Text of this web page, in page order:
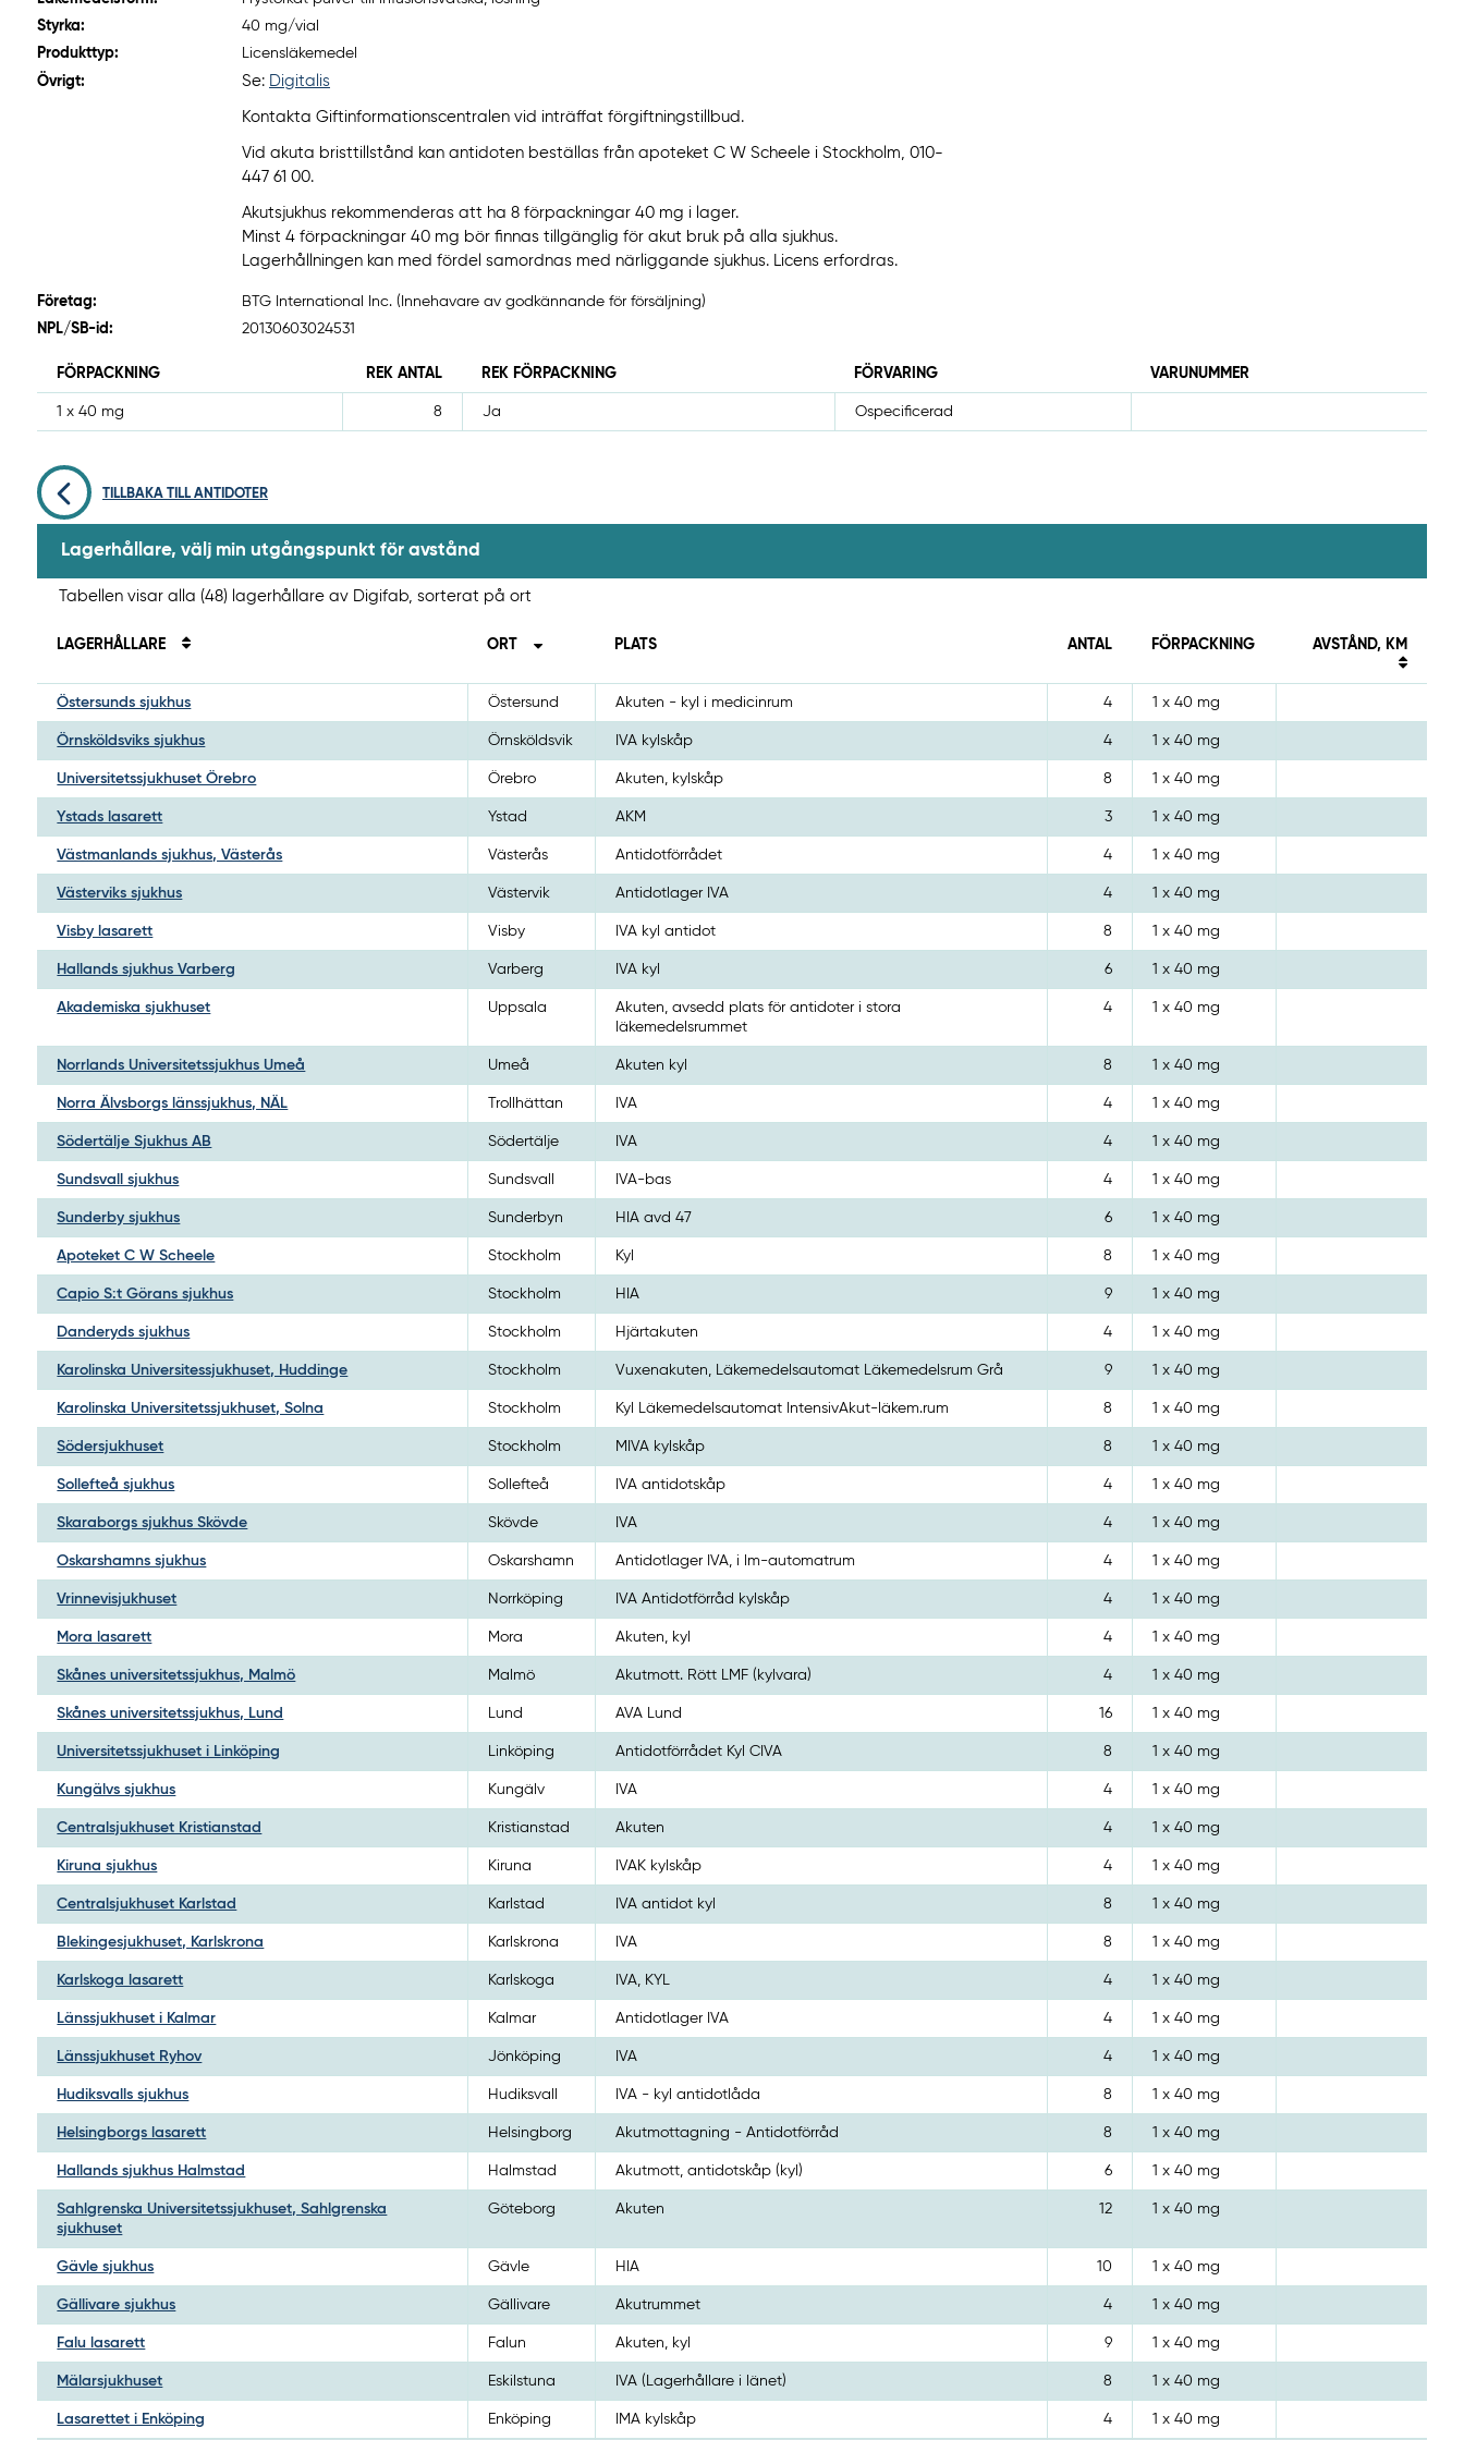
Styrka:
40 mg/vial
Produkttyp:
Licensläkemedel
Övrigt:
Se: Digitalis
Kontakta Giftinformationscentralen vid inträffat förgiftningstillbud.
Vid akuta bristtillstånd kan antidoten beställas från apoteket C W Scheele i Stockholm, 010-
447 61 00.
Akutsjukhus rekommenderas att ha 8 förpackningar 40 mg i lager.
Minst 4 förpackningar 40 mg bör finnas tillgänglig för akut bruk på alla sjukhus.
Lagerhållningen kan med fördel samordnas med närliggande sjukhus. Licens erfordras.
Företag:
BTG International Inc. (Innehavare av godkännande för försäljning)
NPL/SB-id:
20130603024531
FÖRPACKNING REK ANTAL REK FÖRPACKNING FÖRVARING VARUNUMMER
1 x 40 mg 8 Ja Ospecificerad
TILLBAKA TILL ANTIDOTER
Lagerhållare, välj min utgångspunkt för avstånd
Tabellen visar alla (48) lagerhållare av Digifab, sorterat på ort
LAGERHÅLLARE ORT PLATS ANTAL FÖRPACKNING AVSTÅND, KM
Östersunds sjukhus Östersund Akuten - kyl i medicinrum 4 1 x 40 mg
Örnsköldsviks sjukhus Örnsköldsvik IVA kylskåp 4 1 x 40 mg
Universitetssjukhuset Örebro Örebro Akuten, kylskåp 8 1 x 40 mg
Ystads lasarett Ystad AKM 3 1 x 40 mg
Västmanlands sjukhus, Västerås Västerås Antidotförrådet 4 1 x 40 mg
Västerviks sjukhus Västervik Antidotlager IVA 4 1 x 40 mg
Visby lasarett Visby IVA kyl antidot 8 1 x 40 mg
Hallands sjukhus Varberg Varberg IVA kyl 6 1 x 40 mg
Akademiska sjukhuset Uppsala
Akuten, avsedd plats för antidoter i stora
läkemedelsrummet
4 1 x 40 mg
Norrlands Universitetssjukhus Umeå Umeå Akuten kyl 8 1 x 40 mg
Norra Älvsborgs länssjukhus, NÄL Trollhättan IVA 4 1 x 40 mg
Södertälje Sjukhus AB Södertälje IVA 4 1 x 40 mg
Sundsvall sjukhus Sundsvall IVA-bas 4 1 x 40 mg
Sunderby sjukhus Sunderbyn HIA avd 47 6 1 x 40 mg
Apoteket C W Scheele Stockholm Kyl 8 1 x 40 mg
Capio S:t Görans sjukhus Stockholm HIA 9 1 x 40 mg
Danderyds sjukhus Stockholm Hjärtakuten 4 1 x 40 mg
Karolinska Universitessjukhuset, Huddinge Stockholm Vuxenakuten, Läkemedelsautomat Läkemedelsrum Grå 9 1 x 40 mg
Karolinska Universitetssjukhuset, Solna Stockholm Kyl Läkemedelsautomat IntensivAkut-läkem.rum 8 1 x 40 mg
Södersjukhuset Stockholm MIVA kylskåp 8 1 x 40 mg
Sollefteå sjukhus Sollefteå IVA antidotskåp 4 1 x 40 mg
Skaraborgs sjukhus Skövde Skövde IVA 4 1 x 40 mg
Oskarshamns sjukhus Oskarshamn Antidotlager IVA, i lm-automatrum 4 1 x 40 mg
Vrinnevisjukhuset Norrköping IVA Antidotförråd kylskåp 4 1 x 40 mg
Mora lasarett Mora Akuten, kyl 4 1 x 40 mg
Skånes universitetssjukhus, Malmö Malmö Akutmott. Rött LMF (kylvara) 4 1 x 40 mg
Skånes universitetssjukhus, Lund Lund AVA Lund 16 1 x 40 mg
Universitetssjukhuset i Linköping Linköping Antidotförrådet Kyl CIVA 8 1 x 40 mg
Kungälvs sjukhus Kungälv IVA 4 1 x 40 mg
Centralsjukhuset Kristianstad Kristianstad Akuten 4 1 x 40 mg
Kiruna sjukhus Kiruna IVAK kylskåp 4 1 x 40 mg
Centralsjukhuset Karlstad Karlstad IVA antidot kyl 8 1 x 40 mg
Blekingesjukhuset, Karlskrona Karlskrona IVA 8 1 x 40 mg
Karlskoga lasarett Karlskoga IVA, KYL 4 1 x 40 mg
Länssjukhuset i Kalmar Kalmar Antidotlager IVA 4 1 x 40 mg
Länssjukhuset Ryhov Jönköping IVA 4 1 x 40 mg
Hudiksvalls sjukhus Hudiksvall IVA - kyl antidotlåda 8 1 x 40 mg
Helsingborgs lasarett Helsingborg Akutmottagning - Antidotförråd 8 1 x 40 mg
Hallands sjukhus Halmstad Halmstad Akutmott, antidotskåp (kyl) 6 1 x 40 mg
Sahlgrenska Universitetssjukhuset, Sahlgrenska
sjukhuset
Göteborg Akuten 12 1 x 40 mg
Gävle sjukhus Gävle HIA 10 1 x 40 mg
Gällivare sjukhus Gällivare Akutrummet 4 1 x 40 mg
Falu lasarett Falun Akuten, kyl 9 1 x 40 mg
Mälarsjukhuset Eskilstuna IVA (Lagerhållare i länet) 8 1 x 40 mg
Lasarettet i Enköping Enköping IMA kylskåp 4 1 x 40 mg